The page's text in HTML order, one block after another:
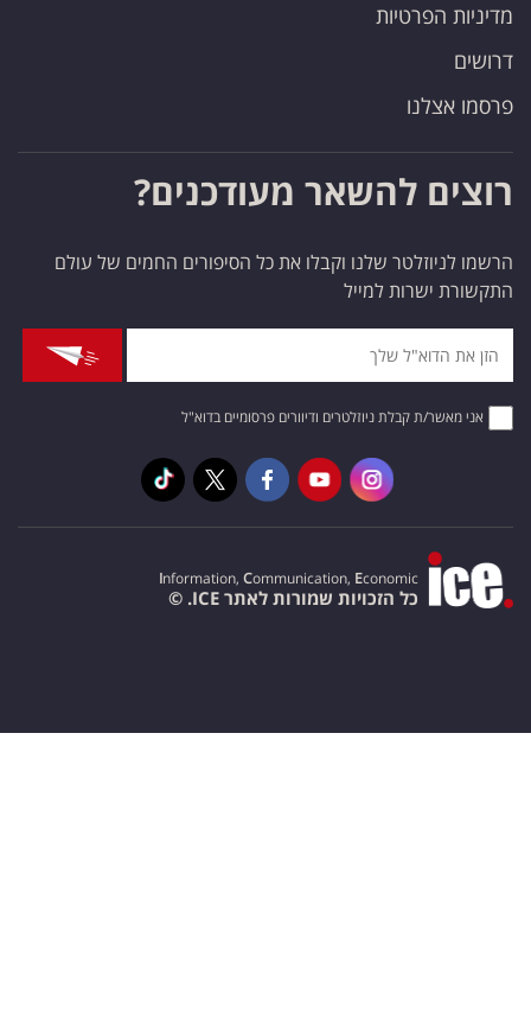
מדיניות הפרטיות
דרושים
פרסמו אצלנו
רוצים להשאר מעודכנים?
הרשמו לניוזלטר שלנו וקבלו את כל הסיפורים החמים של עולם
התקשורת ישרות למייל
אני מאשר/ת קבלת ניוזלטרים ודיוורים פרסומיים בדוא"ל
Information, Communication, Economic
כל הזכויות שמורות לאתר ICE. ©